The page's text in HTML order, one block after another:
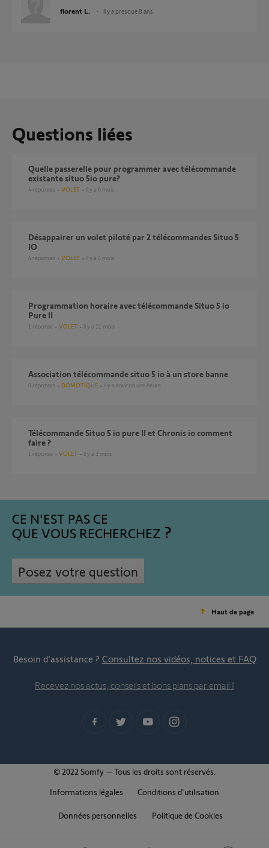
florent L. il y a presque 8 ans
Questions liées
Quelle passerelle pour programmer avec télécommande
existante situo 5io pure?
4 réponses VOLET il y a 6 mois
Désappairer un volet piloté par 2 télécommandes Situo 5
IO
4 réponses VOLET il y a 4 mois
Programmation horaire avec télécommande Situo 5 io
Pure II
1 réponse VOLET il y a 11 mois
Association télécommande situo 5 io à un store banne
0 réponses DOMOTIQUE il y a environ une heure
télécommande Situo 5 io pure II et Chronis io comment
faire ?
1 réponse VOLET il y a 3 mois
CE N'EST PAS CE
QUE VOUS RECHERCHEZ
Posez votre question
Haut de page
Besoin d’assistance ? Consultez nos vidéos, notices et FAQ
Recevez nos actus, conseils et bons plans par email !
© 2022 Somfy – Tous les droits sont réservés.
Informations légales
Conditions d'utilisation
Données personnelles Politique de Cookies